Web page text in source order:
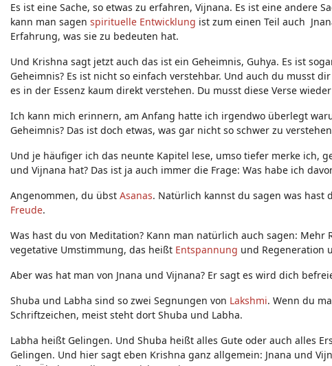
Es ist eine Sache, so etwas zu erfahren, Vijnana. Es ist eine andere
kann man sagen spirituelle Entwicklung ist zum einen Teil auch
Erfahrung, was sie zu bedeuten hat.
Und Krishna sagt jetzt auch das ist ein Geheimnis, Guhya. Es ist
Geheimnis? Es ist nicht so einfach verstehbar. Und auch du musst
es in der Essenz kaum direkt verstehen. Du musst diese Verse
Ich kann mich erinnern, am Anfang hatte ich irgendwo überlegt
Geheimnis? Das ist doch etwas, was gar nicht so schwer zu
Und je häufiger ich das neunte Kapitel lese, umso tiefer merke ich,
und Vijnana hat? Das ist ja auch immer die Frage: Was habe ich
Angenommen, du übst Asanas. Natürlich kannst du sagen was hast
Freude.
Was hast du von Meditation? Kann man natürlich auch sagen: Mehr
vegetative Umstimmung, das heißt Entspannung und Regeneration
Aber was hat man von Jnana und Vijnana? Er sagt es wird dich
Shuba und Labha sind so zwei Segnungen von Lakshmi. Wenn du
Schriftzeichen, meist steht dort Shuba und Labha.
Labha heißt Gelingen. Und Shuba heißt alles Gute oder auch alles
Gelingen. Und hier sagt eben Krishna ganz allgemein: Jnana und